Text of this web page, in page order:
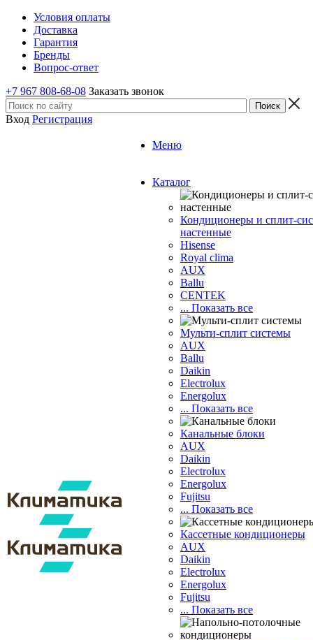
Условия оплаты
Доставка
Гарантия
Бренды
Вопрос-ответ
+7 967 808-68-08 Заказать звонок
Вход Регистрация
Меню
Каталог
Кондиционеры и сплит-
настенные
Hisense
Royal clima
AUX
Ballu
CENTEK
... Показать все
Мульти-сплит системы
AUX
Ballu
Daikin
Electrolux
Energolux
... Показать все
Канальные блоки
AUX
Dаikin
Electrolux
Energolux
Fujitsu
... Показать все
Кассетные кондиционеры
AUX
Daikin
Electrolux
Energolux
Fujitsu
... Показать все